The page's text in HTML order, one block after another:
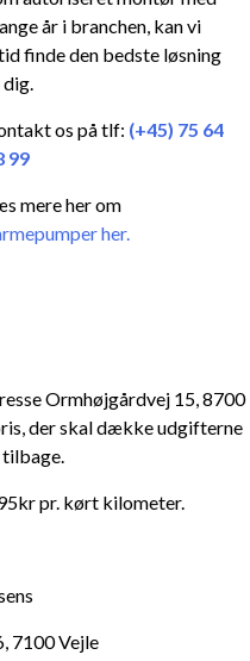
år i branchen, kan vi
finde den bedste løsning
os på tlf: (+45) 75 64
99
mere her om
her.
Ormhøjgårdvej 15, 8700
der skal dække udgifterne
tilbage.
pr. kørt kilometer.
7100 Vejle